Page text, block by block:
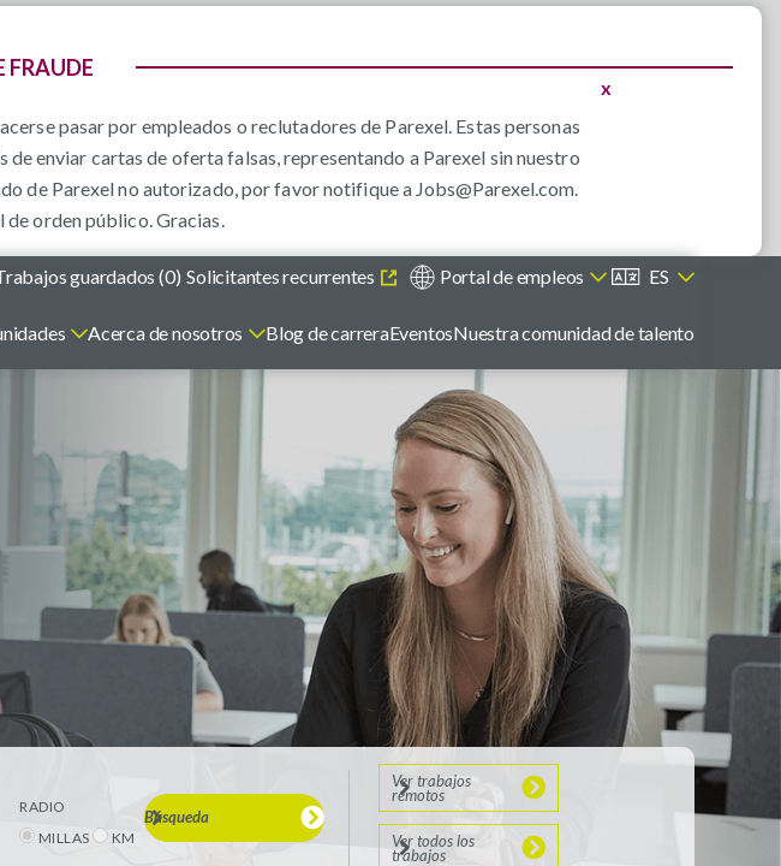
x
FRAUDE
pasar por empleados o reclutadores de Parexel. Estas personas
enviar cartas de oferta falsas, representando a Parexel sin nuestro
de Parexel no autorizado, por favor notifique a Jobs@Parexel.com.
de orden público. Gracias.
ES
Portal de empleos
Solicitantes recurrentes
guardados (0)
Acerca de nosotros Blog de carreraEventosNuestra comunidad de talento
RADIO
MILLAS
KM
Búsqueda
Ver trabajos
remotos
Ver todos los
trabajos